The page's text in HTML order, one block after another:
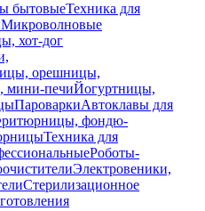
бытовыеТехника для
Микроволновые
хот-дог
орешницы,
мини-печиЙогуртницы,
ПароваркиАвтоклавы для
фондю-
Техника для
Роботы-
Электровеники,
Стерилизационное